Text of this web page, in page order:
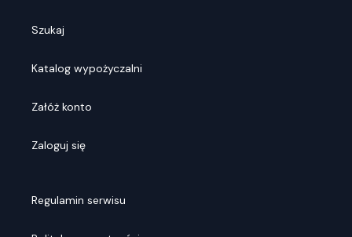
Szukaj
Katalog wypożyczalni
Załóż konto
Zaloguj się
Regulamin serwisu